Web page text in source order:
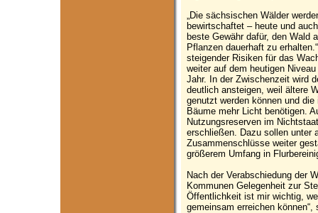
„Die sächsischen Wälder
bewirtschaftet – heute und
beste Gewähr dafür, den Wald
Pflanzen dauerhaft zu
steigender Risiken für das
weiter auf dem heutigen
Jahr. In der Zwischenzeit wird
deutlich ansteigen, weil ältere
genutzt werden können und
Bäume mehr Licht benötigen.
Nutzungsreserven im
erschließen. Dazu sollen unter
Zusammenschlüsse weiter
größerem Umfang in
Nach der Verabschiedung der
Kommunen Gelegenheit zur
Öffentlichkeit ist mir wichtig,
gemeinsam erreichen